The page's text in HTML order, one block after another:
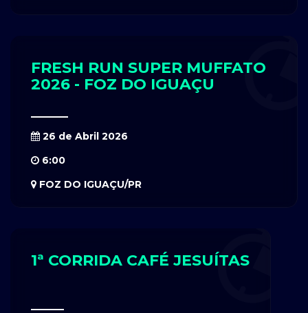
FRESH RUN SUPER MUFFATO
2026 - FOZ DO IGUAÇU
26 de Abril 2026
6:00
FOZ DO IGUAÇU/PR
1ª CORRIDA CAFÉ JESUÍTAS